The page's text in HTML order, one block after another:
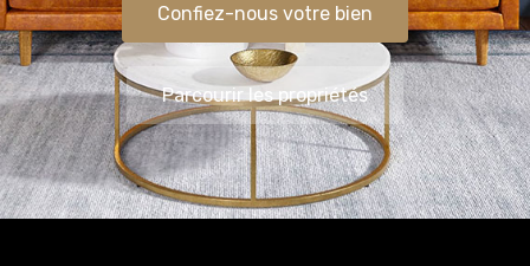
Confiez-nous votre bien
Parcourir les propriétés